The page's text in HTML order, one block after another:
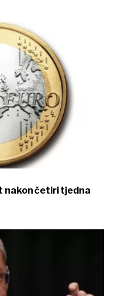
nakon četiri tjedna